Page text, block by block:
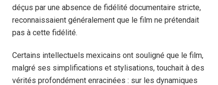
déçus par une absence de fidélité documentaire stricte,
reconnaissaient généralement que le film ne prétendait
pas à cette fidélité.
Certains intellectuels mexicains ont souligné que le film,
malgré ses simplifications et stylisations, touchait à des
vérités profondément enracinées : sur les dynamiques